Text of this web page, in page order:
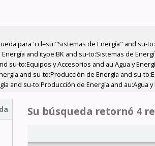
para 'ccl=su:"Sistemas de Energía" and su-
and itype:BK and su-to:Sistemas de
su-to:Equipos y Accesorios and au:Agua y
and su-to:Producción de Energía and su-
and su-to:Producción de Energía and au:Agua
Su búsqueda retornó 4